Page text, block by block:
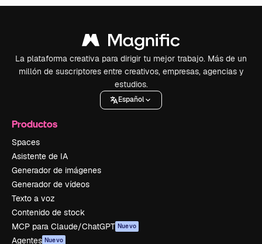
La plataforma creativa para dirigir tu mejor trabajo. Más de un
millón de suscriptores entre creativos, empresas, agencias y
estudios.
Español
Productos
Spaces
Asistente de IA
Generador de imágenes
Generador de vídeos
Texto a voz
Contenido de stock
MCP para Claude/ChatGPT Nuevo
Agentes Nuevo